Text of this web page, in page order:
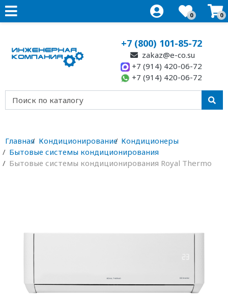
0 0
+7 (800) 101-85-72
zakaz@e-co.su
+7 (914) 420-06-72
+7 (914) 420-06-72
Главная Кондиционирование Кондиционеры
Бытовые системы кондиционирования
Бытовые системы кондиционирования Royal Thermo